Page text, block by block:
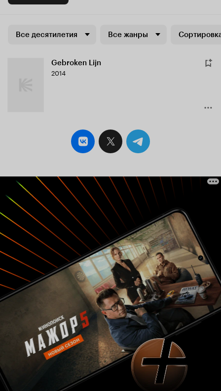
Все десятилетия Все жанры
Gebroken Lijn
2014